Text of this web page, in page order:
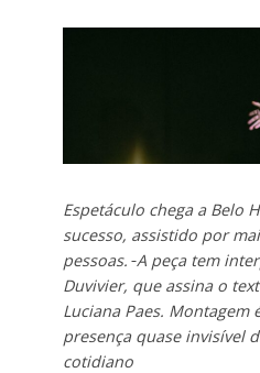
Espetáculo chega a Belo
sucesso, assistido por
pessoas. A peça tem
Duvivier, que assina o
Luciana Paes. Montagem
presença quase invisível
cotidiano